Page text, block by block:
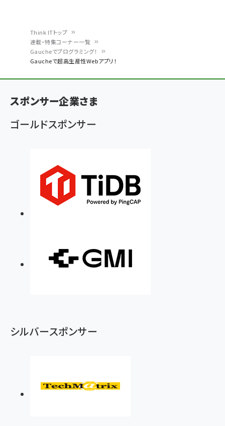
く
ず
Think ITトップ
連載・特集コーナー一覧
Gaucheでプログラミング！
Gaucheで超高生産性Webアプリ！
スポンサー企業さま
ゴールドスポンサー
シルバースポンサー